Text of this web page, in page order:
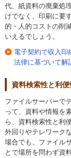
代、紙資料の廃棄処
けでなく、印刷に要
的・人的コストの削
いえるでしょう。
電子契約で収入印
法律に基づいて解
資料検索性と利
ファイルサーバーで
って、資料や情報を
ら、資料検索性と利
外回りやテレワーク
場合でも、ファイル
とで場所を問わず資